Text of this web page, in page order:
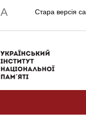
A Стара версія